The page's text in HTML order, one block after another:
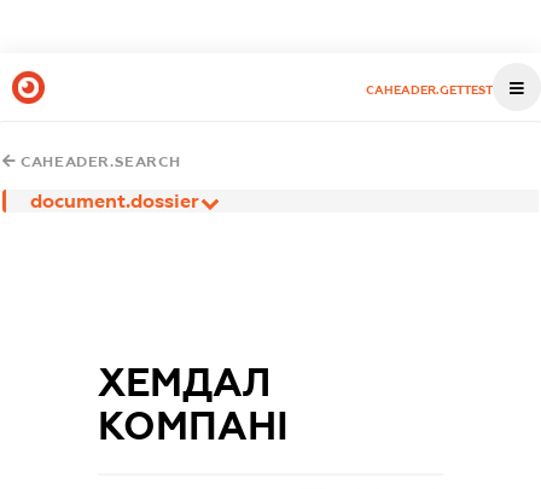
CAHEADER.GETTEST
CAHEADER.SEARCH
document.dossier
ХЕМДАЛ
КОМПАНІ